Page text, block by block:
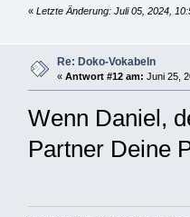
« Letzte Änderung: Juli 05, 2024,
Re: Doko-Vokabeln
« Antwort #12 am: Juni 25,
Wenn Daniel,
Partner Deine